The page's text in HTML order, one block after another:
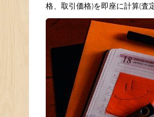
格、取引価格)を即座に計算(査